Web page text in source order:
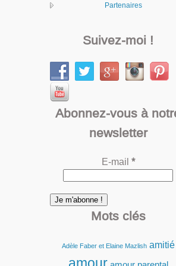
Partenaires
Suivez-moi !
Abonnez-vous à
newsletter
E-mail *
Mots clés
Adèle Faber et Elaine Mazlish amitié